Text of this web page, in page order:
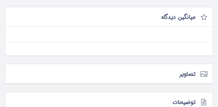
میانگین دیدگاه
تصاویر
توضیحات